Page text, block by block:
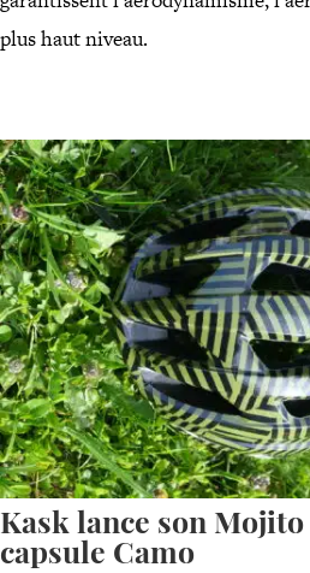
plus haut niveau.
Kask lance son
capsule Camo